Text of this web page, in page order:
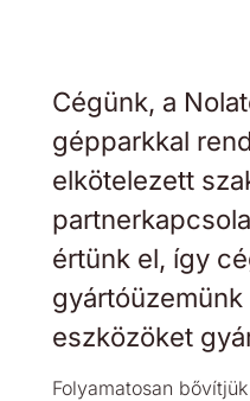
Cégünk, a
gépparkkal
elkötelezett
értünk el, így
eszközöket
Folyamatosan